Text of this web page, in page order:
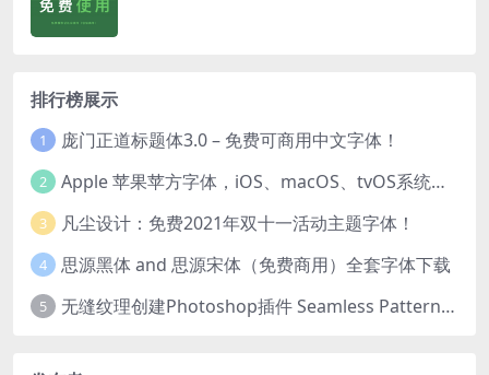
排行榜展示
1 庞门正道标题体3.0 – 免费可商用中文字体！
2 Apple 苹果苹方字体，iOS、macOS、tvOS系统默认字体
3 凡尘设计：免费2021年双十一活动主题字体！
4 思源黑体 and 思源宋体（免费商用）全套字体下载
5 无缝纹理创建Photoshop插件 Seamless Pattern Creation Kit